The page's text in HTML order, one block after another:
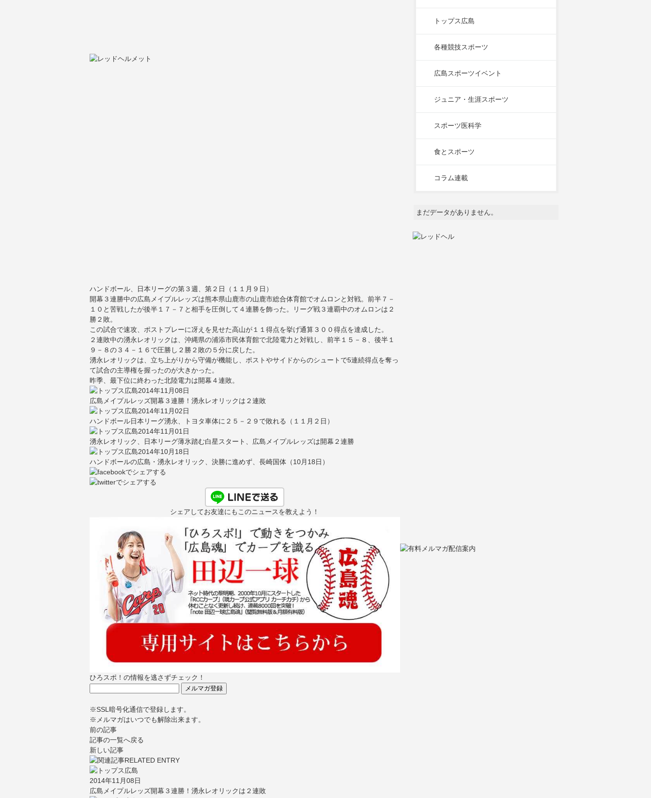
ハンドボール、日本リーグの第３週、第２日（１１月９日）
開幕３連勝中の広島メイプルレッズは熊本県山鹿市の山鹿市総合体育館でオムロンと対戦。前半７－
１０と苦戦したが後半１７－７と相手を圧倒して４連勝を飾った。リーグ戦３連覇中のオムロンは２
勝２敗。
この試合で速攻、ポストプレーに冴えを見せた高山が１１得点を挙げ通算３００得点を達成した。
２連敗中の湧永レオリックは、沖縄県の浦添市民体育館で北陸電力と対戦し、前半１５－８、後半１
９－８の３４－１６で圧勝し２勝２敗の５分に戻した。
湧永レオリックは、立ち上がりから守備が機能し、ポストやサイドからのシュートで5連続得点を奪っ
て試合の主導権を握ったのが大きかった。
昨季、最下位に終わった北陸電力は開幕４連敗。
2014年11月08日
広島メイプルレッズ開幕３連勝！湧永レオリックは２連敗
2014年11月02日
ハンドボール日本リーグ湧永、トヨタ車体に２５－２９で敗れる（１１月２日）
2014年11月01日
湧永レオリック、日本リーグ薄氷踏む白星スタート、広島メイプルレッズは開幕２連勝
2014年10月18日
ハンドボールの広島・湧永レオリック、決勝に進めず、長崎国体（10月18日）
シェアしてお友達にもこのニュースを教えよう！
ひろスポ！の情報を逃さずチェック！
※SSL暗号化通信で登録します。
※メルマガはいつでも解除出来ます。
前の記事
記事の一覧へ戻る
新しい記事
2014年11月08日
広島メイプルレッズ開幕３連勝！湧永レオリックは２連敗
トップス広島
各種競技スポーツ
広島スポーツイベント
ジュニア・生涯スポーツ
スポーツ医科学
食とスポーツ
コラム連載
まだデータがありません。